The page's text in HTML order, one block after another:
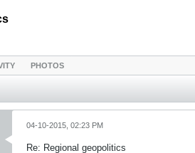
PHOTOS
04-10-2015, 02:23 PM
Re: Regional geopolitics